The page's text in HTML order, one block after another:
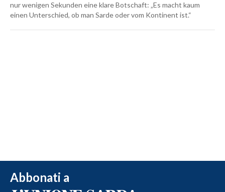
nur wenigen Sekunden eine klare Botschaft: „Es macht kaum
einen Unterschied, ob man Sarde oder vom Kontinent ist.“
Abbonati a